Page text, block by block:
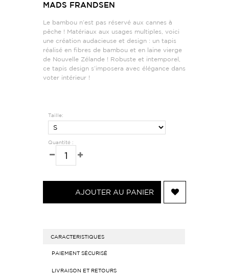
MADS FRANDSEN
Le bambou n’est pas réservé aux cannes à
pêche ! Matériaux aux usages multiples, voici
une création audacieuse et design : un tapis
réalisé en fibres de bambou et en laine vierge
de Nouvelle Zélande ! Robuste et intemporel,
ce tapis design s’imposera avec élégance dans
voter intérieur !
Taille:
Quantité :
AJOUTER AU PANIER
CARACTERISTIQUES
PAIEMENT SÉCURISÉ
LIVRAISON ET RETOURS